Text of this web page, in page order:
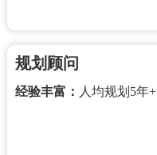
规划顾问
经验丰富： 人均规划5年+